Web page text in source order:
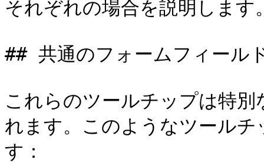
それぞれの場合を説明します
## 共通のフォームフィール
これらのツールチップは特
れます。このようなツール
す：